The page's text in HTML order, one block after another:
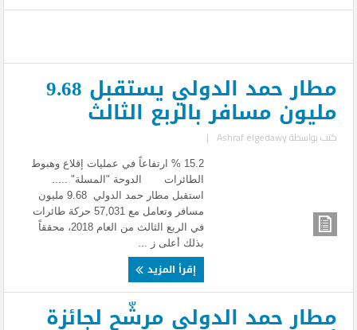
مطار حمد الدولي يستقبل 9.68
مليون مسافر بالربع الثالث
كتب بواسطةAshraf elgedawy
|
15.2 % ارتفاعاً في عمليات إقلاع وهبوط
الطائرات الدوحة "المسلة" .....
استقبل مطار حمد الدولي 9.68 مليون
مسافر وتعامل مع 57,031 حركة طائرات
في الربع الثالث من العام 2018، محققاً
بذلك أعلى ز ...
إقرأ المزيد
مطار حمد الدولي مرشّح لجائزة